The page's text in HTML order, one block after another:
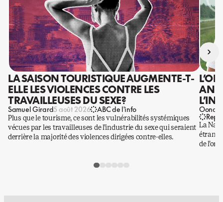
LA SAISON TOURISTIQUE AUGMENTE-T-
ELLE LES VIOLENCES CONTRE LES
TRAVAILLEUSES DU SEXE?
Samuel Girard5 août 2026 ABC de l'info
Plus que le tourisme, ce sont les vulnérabilités systémiques
vécues par les travailleuses de l’industrie du sexe qui seraient
derrière la majorité des violences dirigées contre-elles.
Oona
La
de l’or.
›